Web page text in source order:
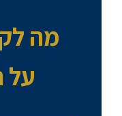
מה
על